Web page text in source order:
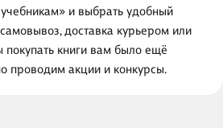
и выбрать удобный
доставка курьером или
покупать книги вам было ещё
проводим акции и конкурсы.